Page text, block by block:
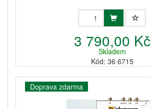
3 790,00 Kč
Skladem
Kód: 36 6715
Doprava zdarma